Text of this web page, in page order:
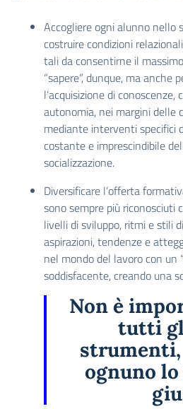
Accogliere ogni alunno nello
costruire condizioni
tali da consentirne il
“sapere”, dunque, ma anche
l’acquisizione di
autonomia, nei margini delle
mediante interventi specifici
costante e imprescindibile
socializzazione.
Diversificare l’offerta
sono sempre più riconosciuti
livelli di sviluppo, ritmi e stili
aspirazioni, tendenze e
nel mondo del lavoro con un
soddisfacente, creando una
Non è
tutti
strumenti,
ognuno